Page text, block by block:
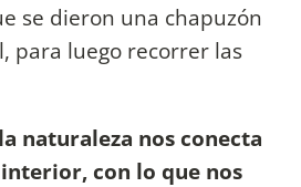
se dieron una chapuzón
para luego recorrer las
naturaleza nos conecta
con lo que nos